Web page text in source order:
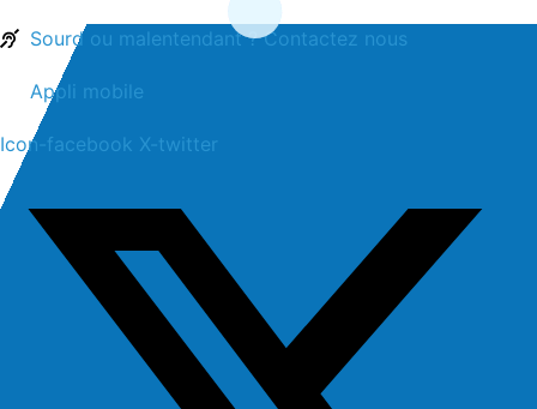
contenu
principal
Sourd ou malentendant ? Contactez nous
Appli mobile
Icon-facebook X-twitter